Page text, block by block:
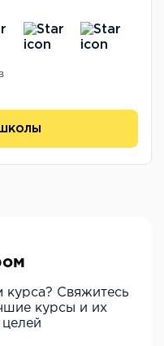
курса? Свяжитесь
курсы и их